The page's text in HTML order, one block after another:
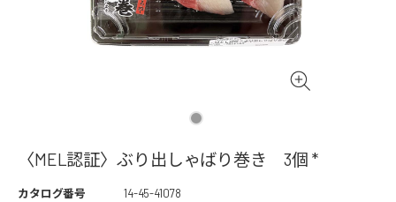
〈MEL認証〉ぶり出しゃばり巻き 3個 *
カタログ番号
14-45-41078